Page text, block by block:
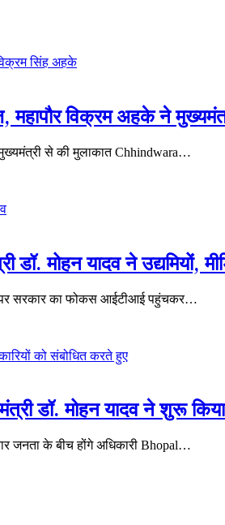
महापौर विक्रम अहके ने
से की मुलाकात Chhindwara…
मोहन यादव ने उद्यमियों,
पर सरकार का फोकस आईटीआई पहुंचकर…
डॉ. मोहन यादव ने शुरू किया
जनता के बीच होंगे अधिकारी Bhopal…